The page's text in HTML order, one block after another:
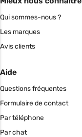
Qui sommes-nous ?
Les marques
Avis clients
Aide
Questions fréquentes
Formulaire de contact
Par téléphone
Par chat